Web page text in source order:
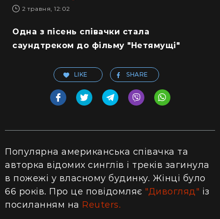
2 травня, 12:02
Одна з пісень співачки стала
саундтреком до фільму "Нетямущі"
LIKE SHARE
Популярна американська співачка та
авторка відомих синглів і треків загинула
в пожежі у власному будинку. Жінці було
66 років. Про це повідомляє "Дивогляд" із
посиланням на Reuters.